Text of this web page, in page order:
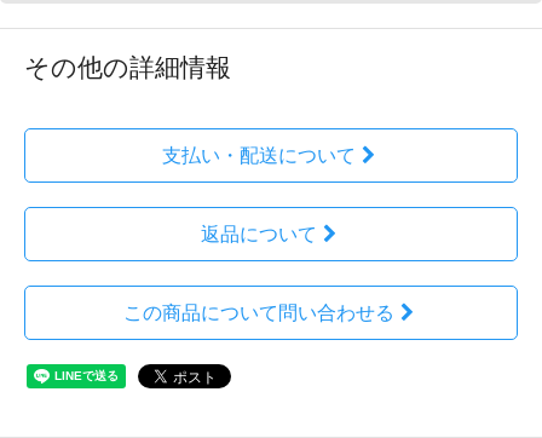
その他の詳細情報
支払い・配送について
返品について
この商品について問い合わせる